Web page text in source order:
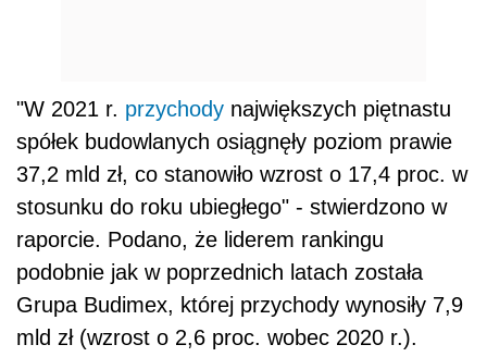
"W 2021 r. przychody największych piętnastu
spółek budowlanych osiągnęły poziom prawie
37,2 mld zł, co stanowiło wzrost o 17,4 proc. w
stosunku do roku ubiegłego" - stwierdzono w
raporcie. Podano, że liderem rankingu
podobnie jak w poprzednich latach została
Grupa Budimex, której przychody wynosiły 7,9
mld zł (wzrost o 2,6 proc. wobec 2020 r.).